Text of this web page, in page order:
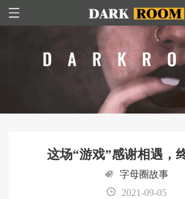
这场“游戏”感谢相遇，
字母圈故事
2021-09-05